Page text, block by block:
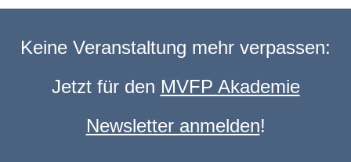
Keine Veranstaltung mehr verpassen:
Jetzt für den MVFP Akademie
Newsletter anmelden!